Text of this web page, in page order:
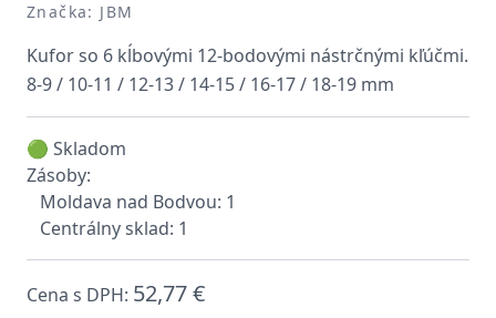
Značka: JBM
Kufor so 6 kĺbovými 12-bodovými nástrčnými kľúčmi.
8-9 / 10-11 / 12-13 / 14-15 / 16-17 / 18-19 mm
🟢 Skladom
Zásoby:
Moldava nad Bodvou: 1
Centrálny sklad: 1
Cena s DPH: 52,77 €